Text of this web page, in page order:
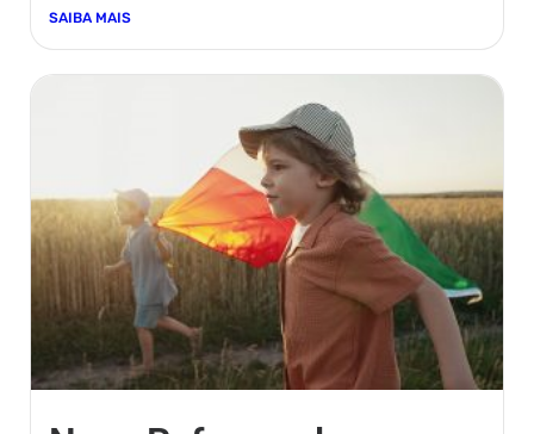
SAIBA MAIS